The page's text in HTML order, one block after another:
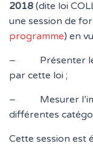
2018 (dite loi
une session de
programme) en
– Présenter les
par cette loi ;
– Mesurer
différentes
Cette session est